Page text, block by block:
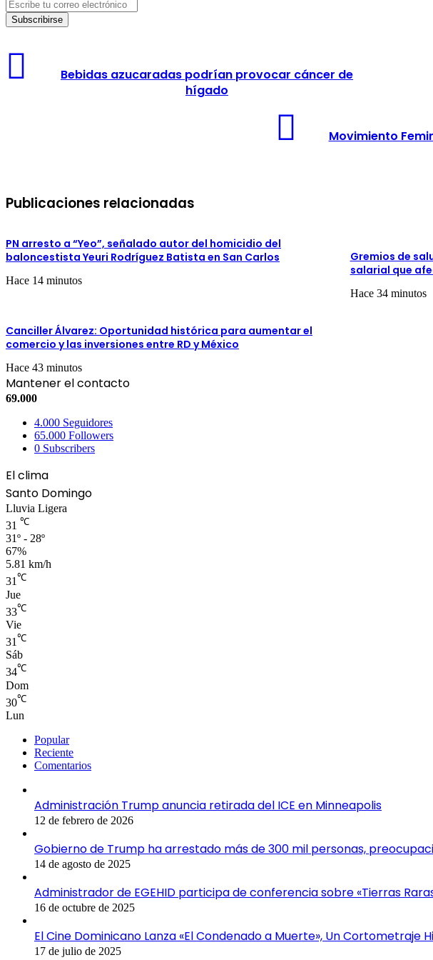
Escribe
tu
correo
azucaradas
podrían
Bebidas azucaradas podrían provocar cáncer de
hígado
Feminista
Hermanas
Movimiento
Publicaciones relacionadas
PN arresto a “Yeo”, señalado autor del homicidio del
baloncestista Yeuri Rodríguez Batista en San Carlos
Hace 14 minutos
Gremios de
salarial que
Hace 34 minutos
Canciller Álvarez: Oportunidad histórica para aumentar el
comercio y las inversiones entre RD y México
Hace 43 minutos
Mantener el contacto
69.000
4.000 Seguidores
65.000 Followers
0 Subscribers
El clima
Santo Domingo
Lluvia Ligera
31 ℃
31º - 28º
67%
5.81 km/h
31℃
Jue
33℃
Vie
31 ℃
Sáb
34℃
Dom
30℃
Lun
Popular
Reciente
Comentarios
Administración Trump anuncia retirada del ICE en Minneapolis
12 de febrero de 2026
Gobierno de Trump ha arrestado más de 300 mil personas,
14 de agosto de 2025
Administrador de EGEHID participa de conferencia sobre «Tierras
16 de octubre de 2025
El Cine Dominicano Lanza «El Condenado a Muerte», Un Cortometraje
17 de julio de 2025